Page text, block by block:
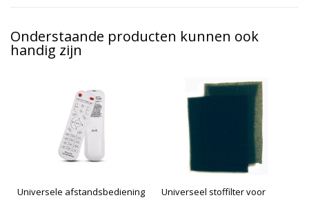
Onderstaande producten kunnen ook
handig zijn
Universele afstandsbediening
Universeel stoffilter voor